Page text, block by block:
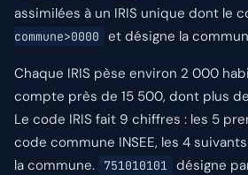
assimilées à un IRIS unique dont le
commune>0000
et désigne la
Chaque IRIS pèse environ 2 000
compte près de 15 500, dont plus
Le code IRIS fait 9 chiffres : les 5
code commune INSEE, les 4
la commune.
751010101 désigne